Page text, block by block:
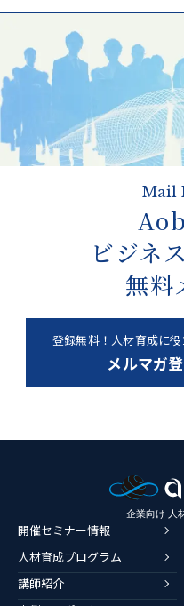
Mail
ビジネ
無料
登録無料！人材育成に役
メルマガ
開催セミナー情報
人材育成プログラム
講師紹介